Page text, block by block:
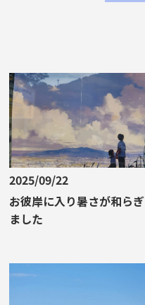
2025/09/22
お彼岸に入り暑さが和らぎ
ました